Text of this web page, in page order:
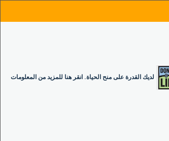
لديك القدرة على منح الحياة. انقر هنا للمزيد من المعلومات